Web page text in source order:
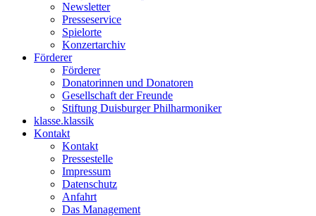
Newsletter
Presseservice
Spielorte
Konzertarchiv
Förderer
Förderer
Donatorinnen und Donatoren
Gesellschaft der Freunde
Stiftung Duisburger Philharmoniker
klasse.klassik
Kontakt
Kontakt
Pressestelle
Impressum
Datenschutz
Anfahrt
Das Management